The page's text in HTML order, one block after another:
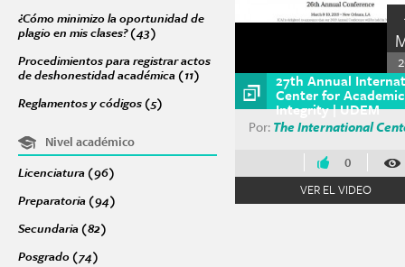
¿Cómo minimizo la oportunidad de
plagio en mis clases? (43) Apply ¿Cómo minimizo la oportunidad de
Procedimientos para registrar actos
de deshonestidad académica (11) Apply Procedimientos para
Reglamentos y códigos (5) Apply Reglamentos y códigos filter
Nivel académico
Licenciatura (96)
Preparatoria (94) Apply Preparatoria filter
Secundaria (82)
Posgrado (74)
27th Annual
Center for Academic
Integrity | UDEM
Por: The International
0
VER EL VIDEO